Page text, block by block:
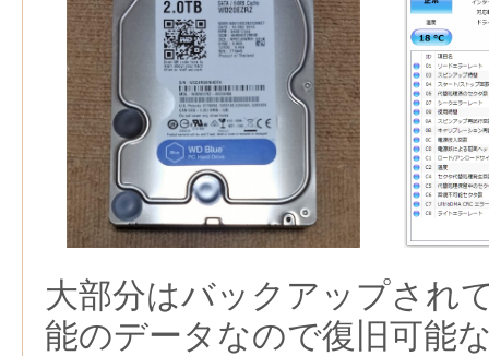
大部分はバックアップされ
能のデータなので復旧可能